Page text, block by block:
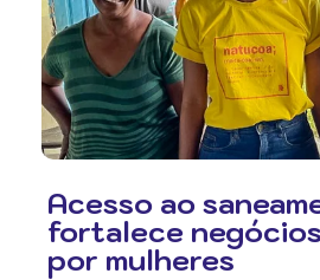
Acesso ao
fortalece
por mulheres